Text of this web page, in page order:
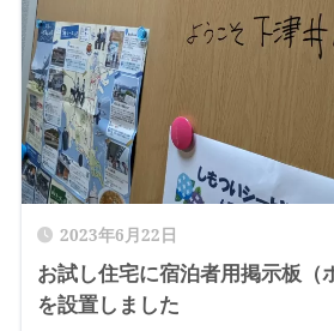
2023年6月22日
お試し住宅に宿泊者用掲示板（
を設置しました